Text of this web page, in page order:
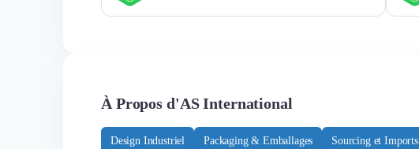
À Propos d'AS International
Design Industriel Packaging & Emballages Sourcing et Imports